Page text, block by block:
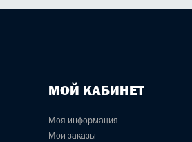
МОЙ КАБИНЕТ
Моя информация
Мои заказы